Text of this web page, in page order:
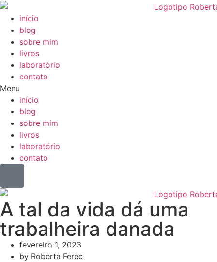
Skip
content
início
blog
sobre mim
livros
laboratório
contato
Menu
início
blog
sobre mim
livros
laboratório
contato
A tal da vida dá uma
trabalheira danada
fevereiro 1, 2023
by Roberta Ferec